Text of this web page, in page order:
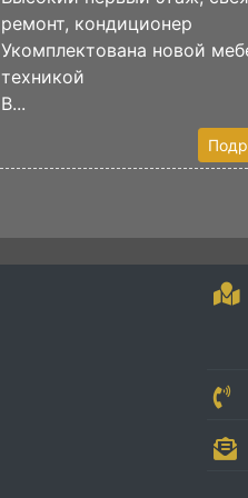
ремонт, кондиционер
Укомплектована новой
техникой
В...